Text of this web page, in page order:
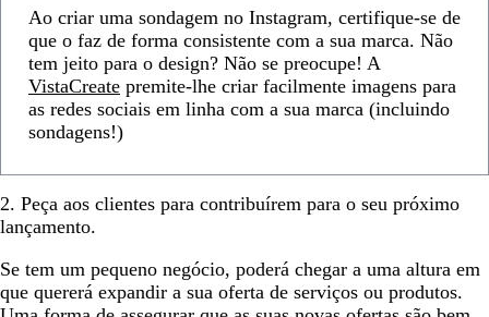
Ao criar uma sondagem no Instagram, certifique-se de
que o faz de forma consistente com a sua marca. Não
tem jeito para o design? Não se preocupe! A
VistaCreate premite-lhe criar facilmente imagens para
as redes sociais em linha com a sua marca (incluindo
sondagens!)
2. Peça aos clientes para contribuírem para o seu próximo
lançamento.
Se tem um pequeno negócio, poderá chegar a uma altura em
que quererá expandir a sua oferta de serviços ou produtos.